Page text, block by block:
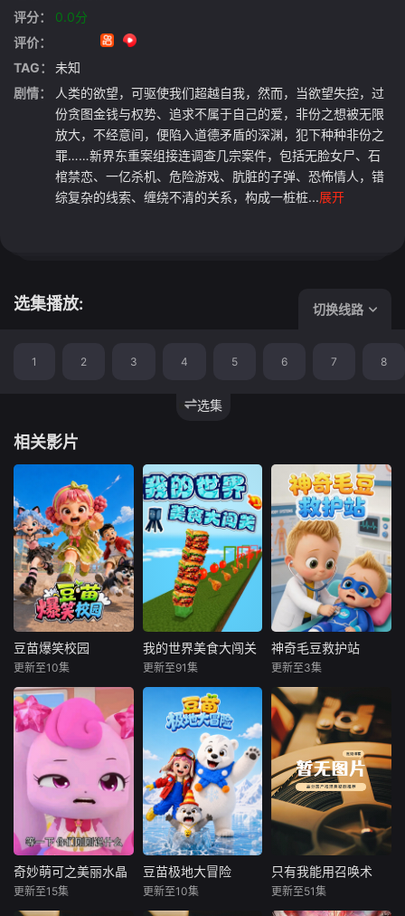
评分：
0.0分
评价：
TAG：
未知
剧情：
人类的欲望，可驱使我们超越自我，然而，当欲望失控，过
份贪图金钱与权势、追求不属于自己的爱，非份之想被无限
放大，不经意间，便陷入道德矛盾的深渊，犯下种种非份之
罪……新界东重案组接连调查几宗案件，包括无脸女尸、石
棺禁恋、一亿杀机、危险游戏、肮脏的子弹、恐怖情人，错
综复杂的线索、缠绕不清的关系，构成一桩桩...展开
选集播放: 切换线路
选集
1 2 3 4 5 6 7 8
相关影片
豆苗爆笑校园
豆苗和一众同学在
校园里发生一系列
轻松幽默的日常趣
事。剧集围绕校园
生活展开，讲述孩
子们在上课、课间
玩耍时闹出的各类
搞笑闹剧。故事全
程轻松欢乐，通过
一件件小事，告诉
同学们要遵守校规
豆苗爆笑校园
更新至10集
我的世界美食大闯关
《我的世界美食大
闯关》是用我的世
界打造的专属美食
跑酷，一场 “美食
跑酷闯不停” 的冒
险正式开启！几位
玩家组成的 “方块
吃货小队”，在老师
的带领下将踏上一
条由像素美食搭建
的超长跑酷赛道。
我的世界美食大闯关
更新至91集
神奇毛豆救护站
欢迎来到神奇毛豆
救护站！这里是充
满爱心与勇气的小
小救援天地，专为
小朋友打造趣味满
满的治愈启蒙动
画。勇敢善良的毛
豆是救护站的核心
小队员，时刻坚守
岗位、随时待命，
和伙伴们一起守护
神奇毛豆救护站
更新至3集
奇妙萌可之美丽水晶
奇妙萌可之美丽水晶
更新至15集
豆苗极地大冒险
豆苗极地大冒险
更新至10集
只有我能用召唤术
只有我能用召唤术
更新至51集